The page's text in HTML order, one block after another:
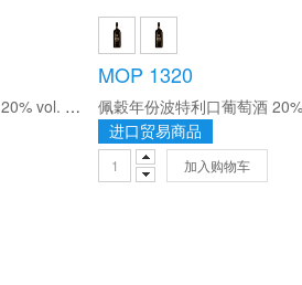
佩穀穀物波特利口葡萄酒 20% vol. 750ml
MOP 1320
进口贸易商品
加入购物车